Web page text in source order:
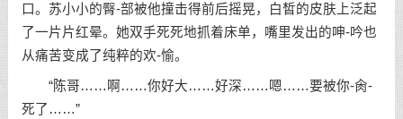
口。苏小小的臀-部被他撞击得前后摇晃，白皙的皮肤上泛起
了一片片红晕。她双手死死地抓着床单，嘴里发出的呻-吟也
从痛苦变成了纯粹的欢-愉。
“陈哥……啊……你好大……好深……嗯……要被你-肏-
死了……”